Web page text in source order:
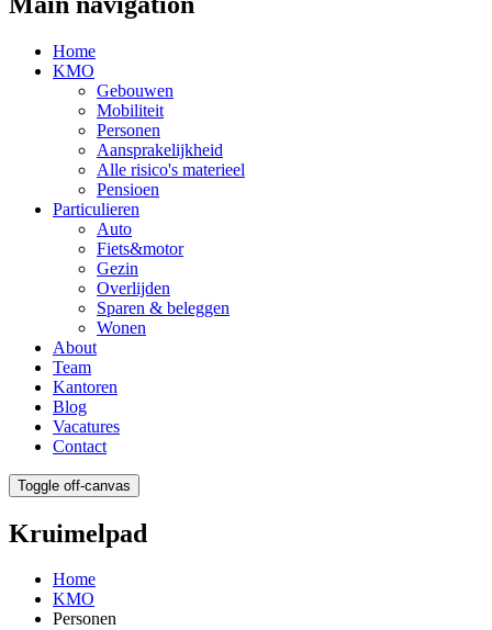
Home
KMO
Gebouwen
Mobiliteit
Personen
Aansprakelijkheid
Alle risico's materieel
Pensioen
Particulieren
Auto
Fiets&motor
Gezin
Overlijden
Sparen & beleggen
Wonen
About
Team
Kantoren
Blog
Vacatures
Contact
Toggle off-canvas
Kruimelpad
Home
KMO
Personen